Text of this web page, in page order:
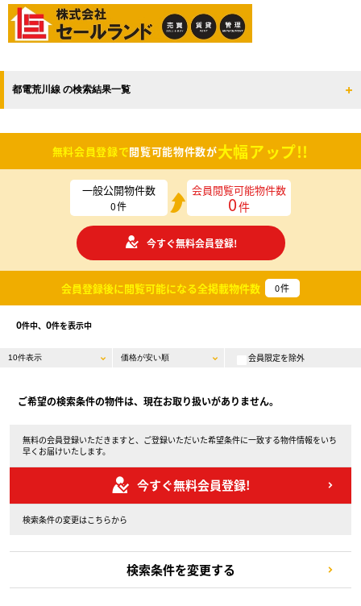
都電荒川線 の検索結果一覧
無料会員登録で閲覧可能物件数が大幅アップ!!
一般公開物件数
0件
会員閲覧可能物件数
0件
今すぐ無料会員登録!
会員登録後に閲覧可能になる全掲載物件数 0件
0件中、 0件を表示中
会員限定を除外
ご希望の検索条件の物件は、現在お取り扱いがありません。
無料の会員登録いただきますと、ご登録いただいた希望条件に一致する物件情報をいち
早くお届けいたします。
今すぐ無料会員登録!
検索条件の変更はこちらから
検索条件を変更する